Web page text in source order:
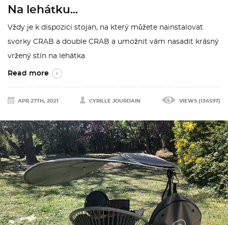
Na lehátku...
Vždy je k dispozici stojan, na který můžete nainstalovat
svorky CRAB a double CRAB a umožnit vám nasadit krásný
vržený stín na lehátka
Read more
APR 27TH, 2021 CYRILLE JOURDAIN VIEWS (134597)